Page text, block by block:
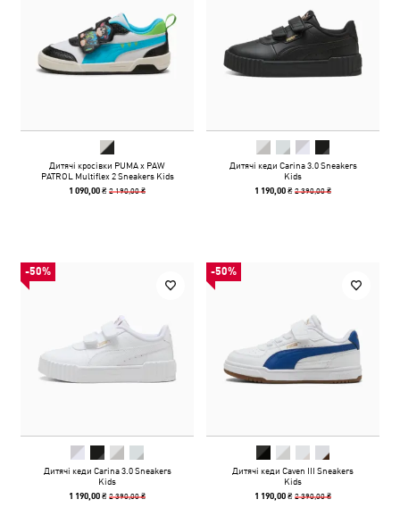
Дитячі кросівки PUMA x PAW
PATROL Multiflex 2 Sneakers Kids
1 090,00 ₴2 190,00 ₴
Дитячі кеди Carina 3.0 Sneakers
Kids
1 190,00 ₴2 390,00 ₴
-50%
Дитячі кеди Carina 3.0 Sneakers
Kids
1 190,00 ₴2 390,00 ₴
-50%
Дитячі кеди Caven III Sneakers
Kids
1 190,00 ₴2 390,00 ₴